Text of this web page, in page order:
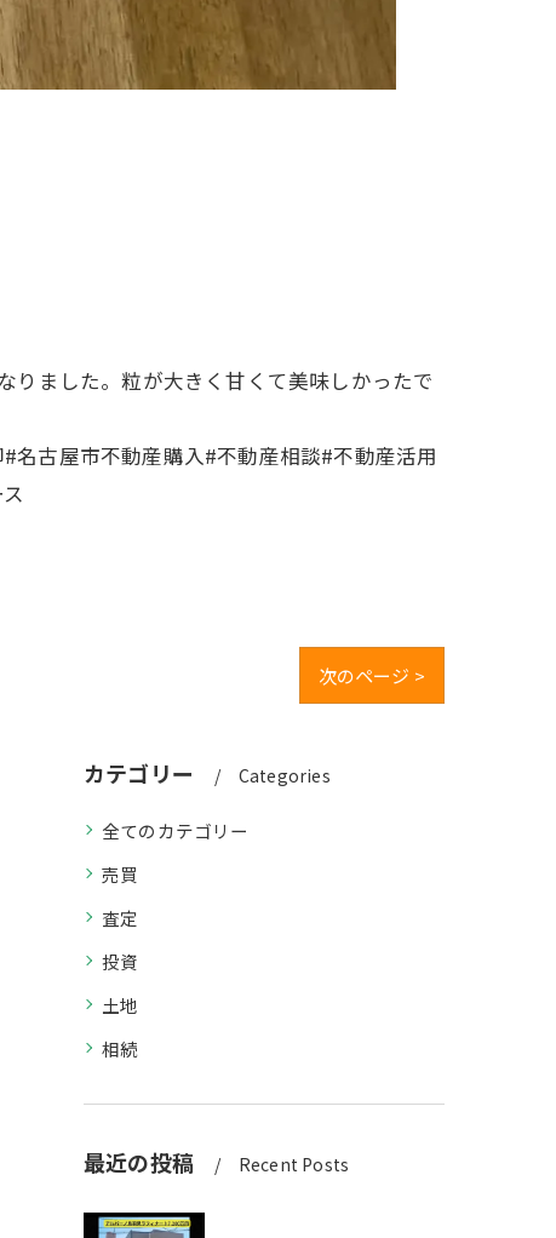
りました。粒が大きく甘くて美味しかったで
古屋市不動産購入#不動産相談#不動産活用
次のページ >
カテゴリー Categories
全てのカテゴリー
売買
査定
投資
土地
相続
最近の投稿 Recent Posts